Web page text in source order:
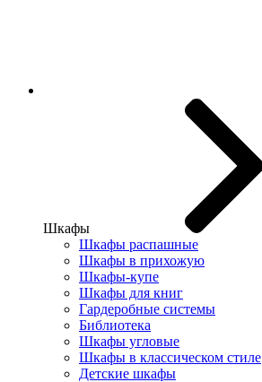
Шкафы
Шкафы распашные
Шкафы в прихожую
Шкафы-купе
Шкафы для книг
Гардеробные системы
Библиотека
Шкафы угловые
Шкафы в классическом стиле
Детские шкафы